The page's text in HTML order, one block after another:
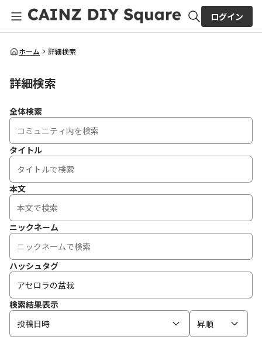
全体検索
ログイン
ホーム 詳細検索
詳細検索
全体検索
タイトル
本文
ニックネーム
ハッシュタグ
検索結果表示
投稿日時
昇順